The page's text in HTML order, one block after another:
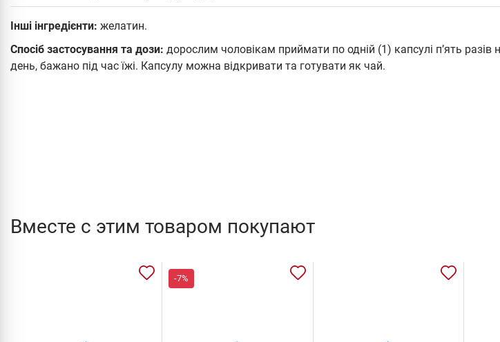
Інші інгредієнти: желатин.
Спосіб застосування та дози: дорослим чоловікам приймати по одній (1) капсулі п’ять разів
день, бажано під час їжі. Капсулу можна відкривати та готувати як чай.
Вместе с этим товаром покупают
-7%